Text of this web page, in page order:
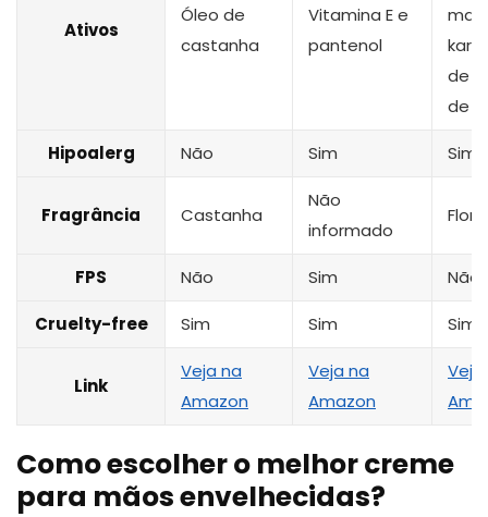
Ativos
Óleo de
castanha
Vitamina E e
pantenol
de
de
Hipoalerg Não Sim Sim
Fragrância Castanha
Não
informado
Floral
FPS Não Sim Não
Cruelty-free Sim Sim Sim
Link
Veja na
Amazon
Veja na
Amazon
Veja
Como escolher o melhor creme
para mãos envelhecidas?